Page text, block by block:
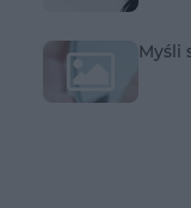
Myśli